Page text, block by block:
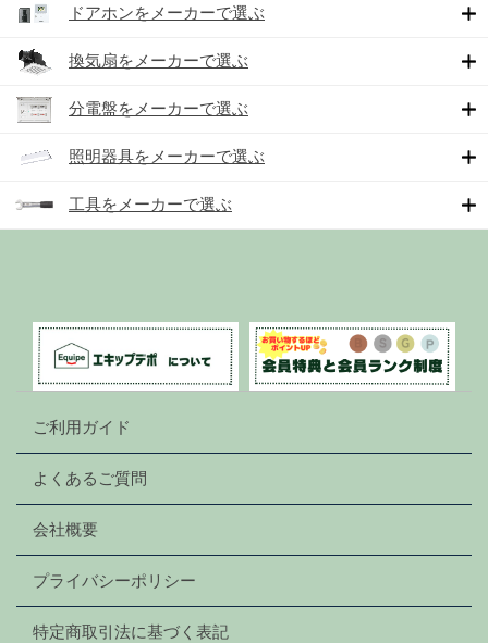
ドアホンをメーカーで選ぶ
換気扇をメーカーで選ぶ
分電盤をメーカーで選ぶ
照明器具をメーカーで選ぶ
工具をメーカーで選ぶ
ご利用ガイド
よくあるご質問
会社概要
プライバシーポリシー
特定商取引法に基づく表記